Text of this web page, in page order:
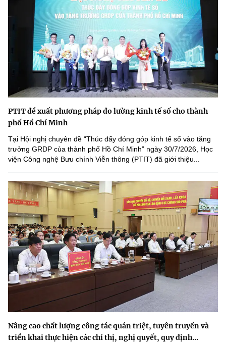
PTIT đề xuất phương pháp đo lường kinh tế số cho thành
phố Hồ Chí Minh
Tại Hội nghị chuyên đề “Thúc đẩy đóng góp kinh tế số vào tăng
trưởng GRDP của thành phố Hồ Chí Minh” ngày 30/7/2026, Học
viện Công nghệ Bưu chính Viễn thông (PTIT) đã giới thiệu...
Nâng cao chất lượng công tác quán triệt, tuyên truyền và
triển khai thực hiện các chỉ thị, nghị quyết, quy định...